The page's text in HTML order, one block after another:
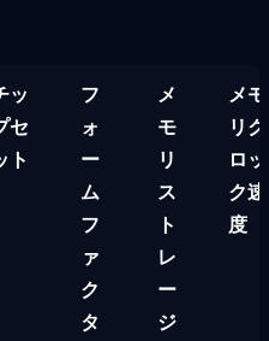
ッ
セ
ト
フ
ォ
ー
ム
フ
ァ
ク
タ
メ
モ
リ
ス
ト
レ
ー
ジ
メモ
リク
ロッ
ク速
度